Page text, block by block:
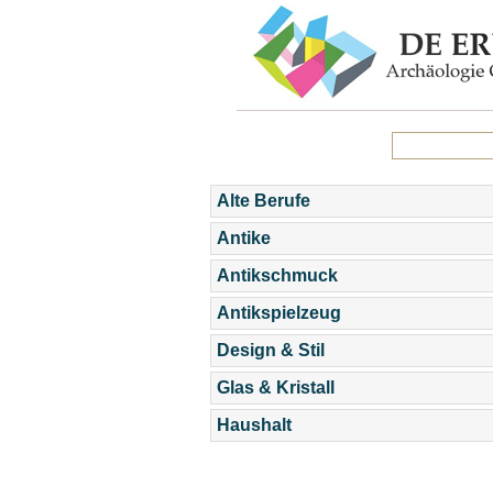
Alte Berufe
Antike
Antikschmuck
Antikspielzeug
Design & Stil
Glas & Kristall
Haushalt